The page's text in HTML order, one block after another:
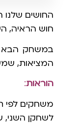
החושים
חוש הראיה,
במשחק הבא
המציאות,
הוראות:
משחקים לפי
לשחקן השני,